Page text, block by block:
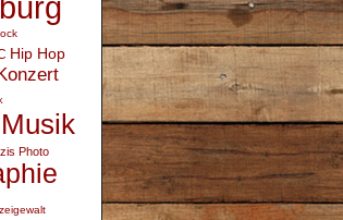
Hip Hop
Musik
Photo